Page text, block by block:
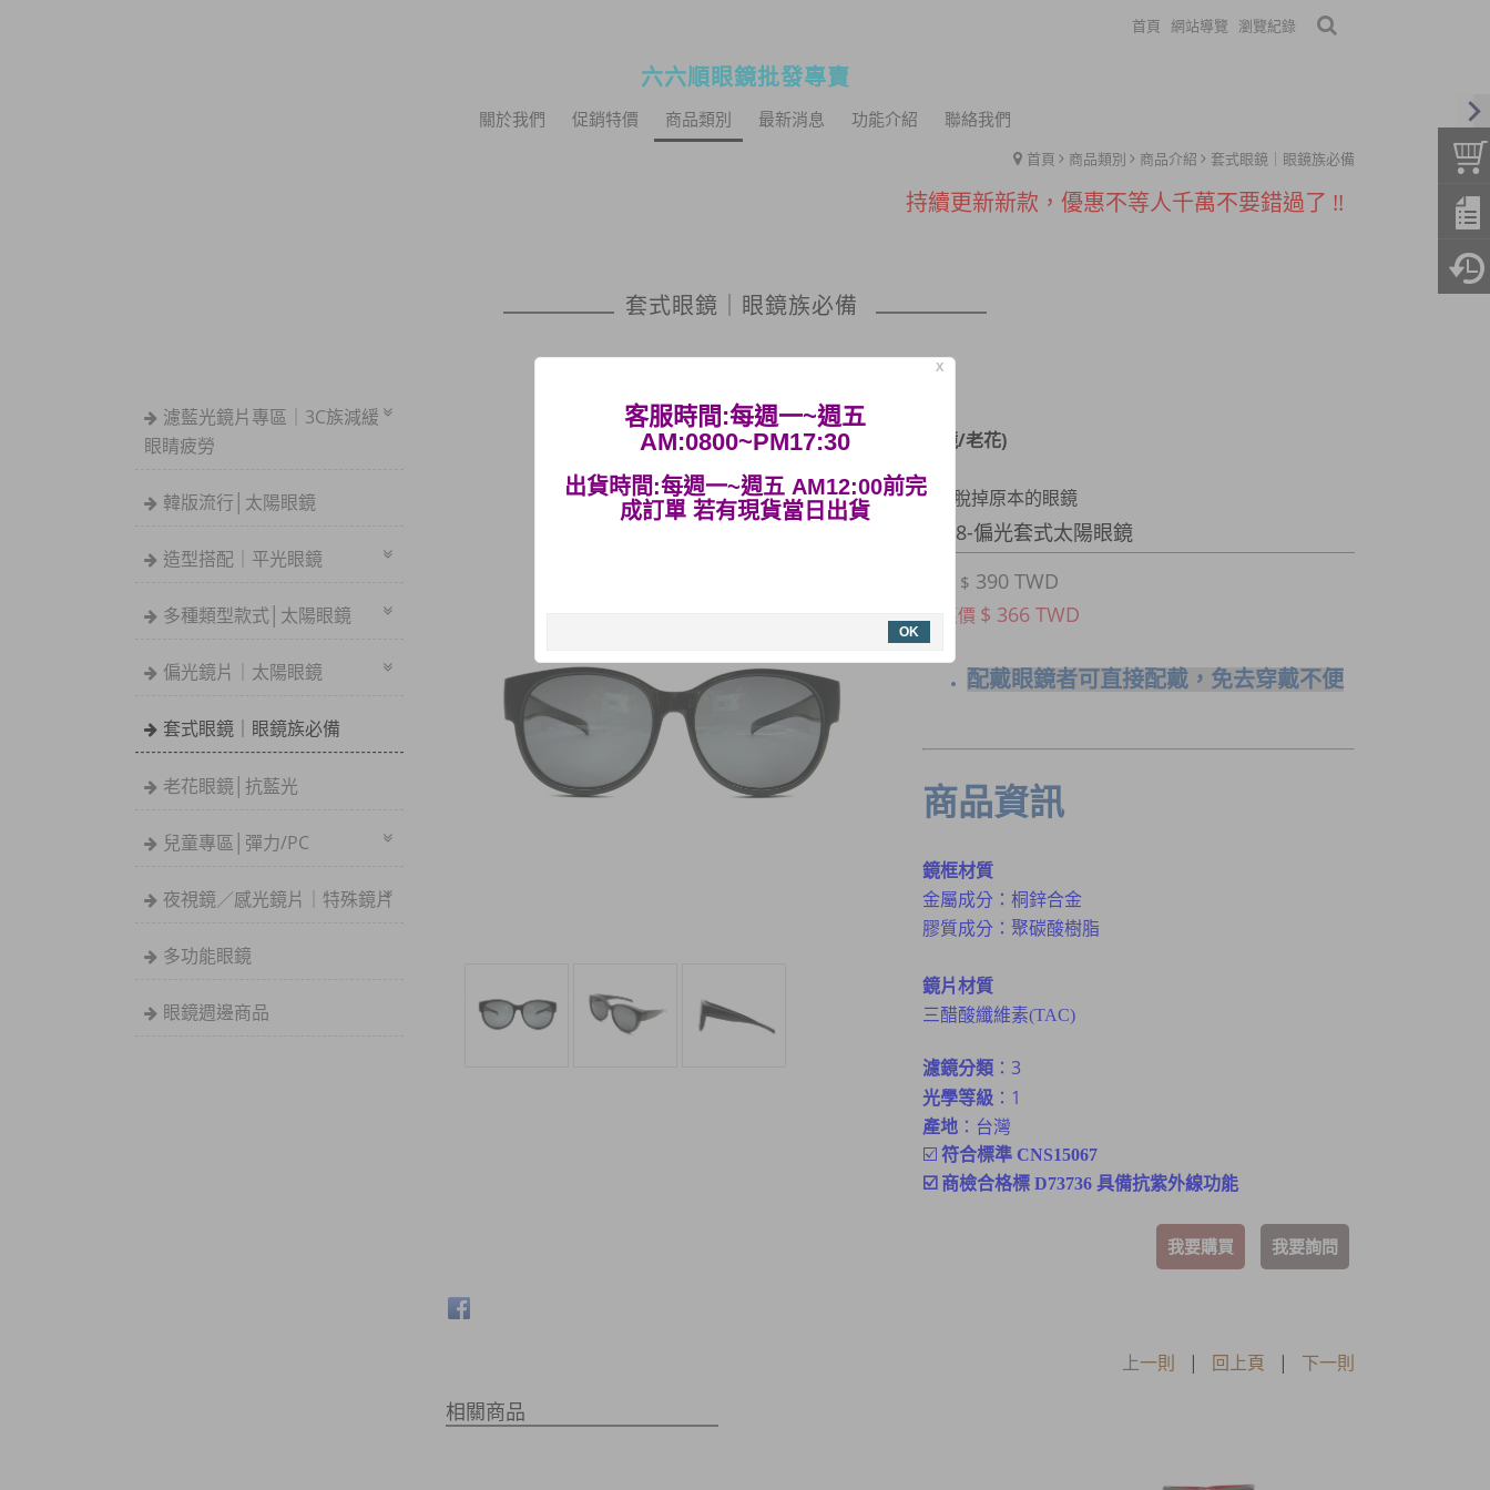
首頁 網站導覽 瀏覽紀錄
六六順眼鏡批發專賣
關於我們 促銷特價 商品類別 最新消息 功能介紹 聯絡我們
首頁 商品類別 商品介紹 套式眼鏡｜眼鏡族必備
促銷100元老花~購買三隻免運費~超優惠
持續更新新款，優惠不等人千萬不要錯過了 !!
提供商店批發，亦有眼鏡架等等可供參考
促銷100元老花~購買三隻免運費~超優惠
活動快閃~即刻起消費滿$500免運哦
提供商店批發，亦有眼鏡架等等可供參考
套式眼鏡｜眼鏡族必備
濾藍光鏡片專區｜3C族減緩
眼睛疲勞
韓版流行│太陽眼鏡
造型搭配｜平光眼鏡
多種類型款式│太陽眼鏡
偏光鏡片｜太陽眼鏡
套式眼鏡｜眼鏡族必備
老花眼鏡│抗藍光
兒童專區│彈力/PC
夜視鏡／感光鏡片｜特殊鏡片
多功能眼鏡
眼鏡週邊商品
眼鏡配戴族必備(眼鏡/老花)
可直接配戴在眼鏡上，不需要脫掉原本的眼鏡
7118-偏光套式太陽眼鏡
售價 $ 390 TWD
特惠價 $ 366 TWD
配戴眼鏡者可直接配戴，免去穿戴不便
商品資訊
鏡框材質
金屬成分：桐鋅合金
膠質成分：聚碳酸樹脂
鏡片材質
三醋酸纖維素(TAC)
濾鏡分類：3
光學等級：1
產地：台灣
☑️ 符合標準 CNS15067
☑️ 商檢合格標 D73736 具備抗紫外線功能
我要購買 我要詢問
上一則 | 回上頁 | 下一則
相關商品
X
客服時間:每週一~週五
AM:0800~PM17:30
出貨時間:每週一~週五 AM12:00前完
成訂單 若有現貨當日出貨
OK